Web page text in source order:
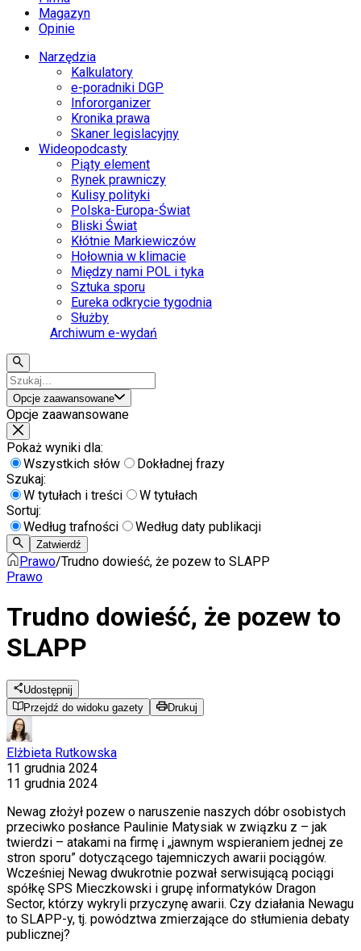
Magazyn
Opinie
Narzędzia
Kalkulatory
e-poradniki DGP
Infororganizer
Kronika prawa
Skaner legislacyjny
Wideopodcasty
Piąty element
Rynek prawniczy
Kulisy polityki
Polska-Europa-Świat
Bliski Świat
Kłótnie Markiewiczów
Hołownia w klimacie
Między nami POL i tyka
Sztuka sporu
Eureka odkrycie tygodnia
Służby
Archiwum e-wydań
Opcje zaawansowane
Opcje zaawansowane
Pokaż wyniki dla:
Wszystkich słów
Dokładnej frazy
Szukaj:
W tytułach i treści
W tytułach
Sortuj:
Według trafności
Według daty publikacji
Zatwierdź
Prawo/Trudno dowieść, że pozew to SLAPP
Prawo
Trudno dowieść, że pozew to
SLAPP
Udostępnij
Przejdź do widoku gazety
Drukuj
Elżbieta Rutkowska
11 grudnia 2024
11 grudnia 2024
Newag złożył pozew o naruszenie naszych dóbr osobistych
przeciwko posłance Paulinie Matysiak w związku z – jak
twierdzi – atakami na firmę i „jawnym wspieraniem jednej ze
stron sporu” dotyczącego tajemniczych awarii pociągów.
Wcześniej Newag dwukrotnie pozwał serwisującą pociągi
spółkę SPS Mieczkowski i grupę informatyków Dragon
Sector, którzy wykryli przyczynę awarii. Czy działania Newagu
to SLAPP-y, tj. powództwa zmierzające do stłumienia debaty
publicznej?